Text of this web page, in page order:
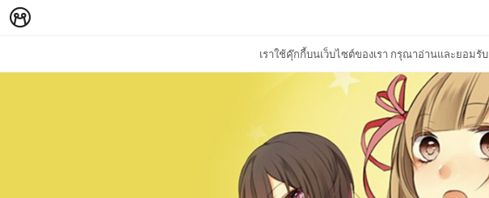
เราใช้คุ๊กกี้บนเว็บไซต์ของเรา กรุณาอ่านและยอมรับ